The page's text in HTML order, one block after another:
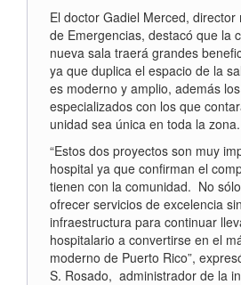
El doctor Gadiel Merced, director
de Emergencias, destacó que la
nueva sala traerá grandes
ya que duplica el espacio de la
es moderno y amplio, además
especializados con los que
unidad sea única en toda la zona.
“Estos dos proyectos son muy
hospital ya que confirman el
tienen con la comunidad. No
ofrecer servicios de excelencia
infraestructura para continuar
hospitalario a convertirse en el
moderno de Puerto Rico”,
S. Rosado, administrador de la